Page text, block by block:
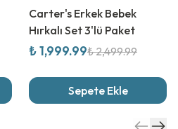
Carter's Erkek Bebek
Hırkalı Set 3'lü Paket
₺ 1,999.99₺ 2,499.99
Sepete Ekle